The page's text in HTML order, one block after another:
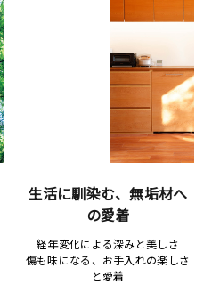
生活に馴染む、無垢材へ
の愛着
経年変化による深みと美しさ
傷も味になる、お手入れの楽しさ
と愛着